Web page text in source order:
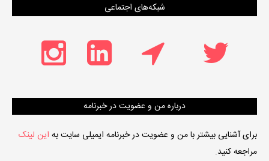
شبکه‌های اجتماعی
درباره من و عضویت در خبرنامه
برای آشنایی بیشتر با من و عضویت در خبرنامه ایمیلی سایت به این لینک
مراجعه کنید.